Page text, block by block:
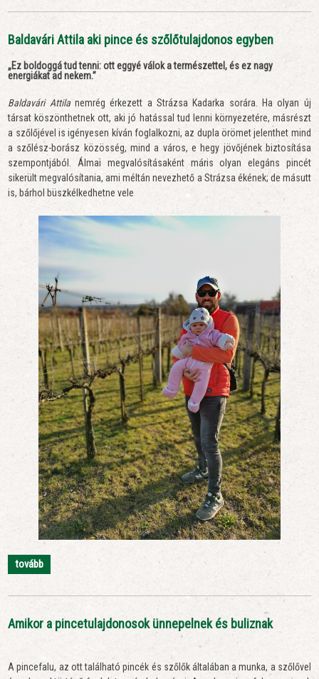
Baldavári Attila aki pince és szőlőtulajdonos egyben
„Ez boldoggá tud tenni:ott eggyé válok a természettel, és ez nagy
energiákat ad nekem.”
Baldavári Attilanemrég érkezett a Strázsa Kadarka sorára. Ha olyan új
társat köszönthetnek ott, aki jó hatással tud lenni környezetére, másrészt
a szőlőjével is igényesen kíván foglalkozni, az dupla örömet jelenthet mind
a szőlész-borász közösség, mind a város, e hegy jövőjének biztosítása
szempontjából. Álmai megvalósításaként máris olyan elegáns pincét
sikerült megvalósítania, ami méltán nevezhető a Strázsa ékének; de másutt
is, bárhol büszkélkedhetne vele
tovább
Amikor a pincetulajdonosok ünnepelnek és buliznak
A pincefalu, az ott található pincék és szőlők általában a munka, a szőlővel